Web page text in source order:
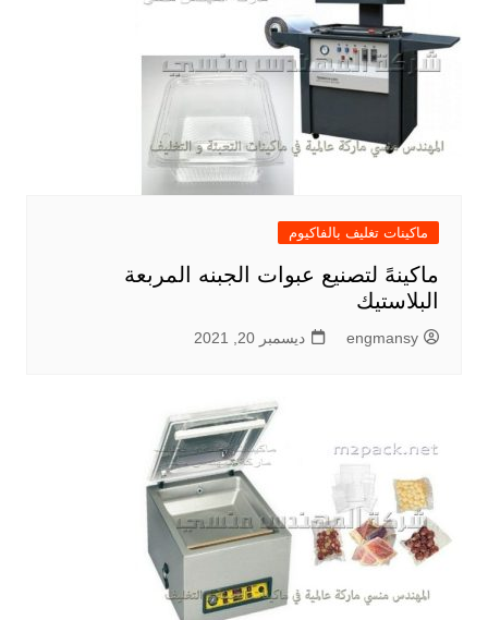
ماكينات تغليف بالفاكيوم
ماكينهً لتصنيع عبوات الجبنه المربعة
البلاستيك
engmansy ديسمبر 20, 2021